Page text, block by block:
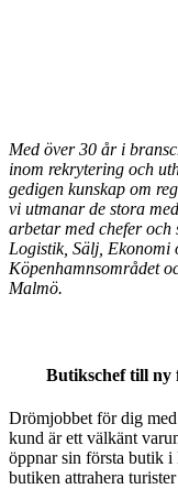
Med över 30 år i
inom rekrytering och
gedigen kunskap om
vi utmanar de stora
arbetar med chefer och
Logistik, Sälj, Ekonomi
Köpenhamnsområdet
Malmö.
Butikschef till ny
Drömjobbet för dig
kund är ett välkänt
öppnar sin första butik
butiken attrahera